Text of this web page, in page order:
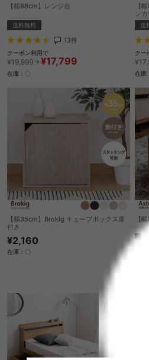
【幅88cm】レンジ台
送料無料
13件
クーポン利用で
¥19,999→ ¥17,799
在庫：〇
【
ン
送
クー
在庫
【幅35cm】Brokig キューブボックス扉
付き
¥2,160
在庫：〇
【
送